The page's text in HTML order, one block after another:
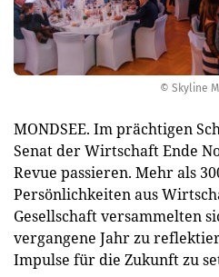
© Skyline
MONDSEE. Im prächtigen
Senat der Wirtschaft Ende
Revue passieren. Mehr als
Persönlichkeiten aus
Gesellschaft versammelten
vergangene Jahr zu
Impulse für die Zukunft zu